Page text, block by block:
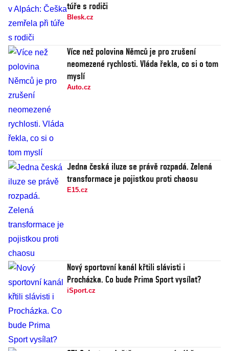
túře s rodiči
Blesk.cz
Více než polovina Němců je pro zrušení
neomezené rychlosti. Vláda řekla, co si o tom
myslí
Auto.cz
Jedna česká iluze se právě rozpadá. Zelená
transformace je pojistkou proti chaosu
E15.cz
Nový sportovní kanál křtili slávisti i
Procházka. Co bude Prima Sport vysílat?
iSport.cz